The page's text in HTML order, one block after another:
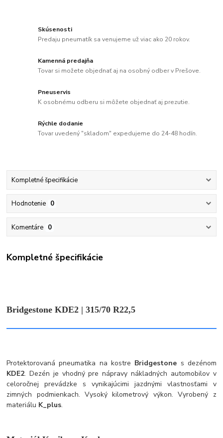
Skúsenosti
Predaju pneumatík sa venujeme už viac ako 20 rokov.
Kamenná predajňa
Tovar si možete objednať aj na osobný odber v Prešove.
Pneuservis
K osobnému odberu si môžete objednať aj prezutie.
Rýchle dodanie
Tovar uvedený "skladom" expedujeme do 24-48 hodín.
Kompletné špecifikácie
Hodnotenie 0
Komentáre 0
Kompletné špecifikácie
Bridgestone KDE2 | 315/70 R22,5
Protektorovaná pneumatika na kostre Bridgestone s dezénom
KDE2. Dezén je vhodný pre nápravy nákladných automobilov v
celoročnej prevádzke s vynikajúcimi jazdnými vlastnosťami v
zimných podmienkach. Vysoký kilometrový výkon. Vyrobený z
materiálu K_plus.